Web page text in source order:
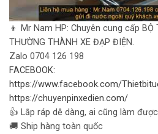
👦 Mr Nam HP: Chuyên cung cấp BỘ
THƯỜNG THÀNH XE ĐẠP ĐIỆN.
Zalo 0704 126 198
FACEBOOK:
https://www.facebook.com/
https://chuyenpinxedien.com/
👍 Lắp ráp dễ dàng, ai cũng làm
🚚 Ship hàng toàn quốc